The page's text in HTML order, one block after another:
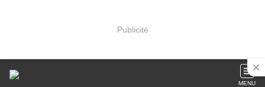
Publicité
MENU